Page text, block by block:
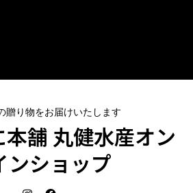
贈り物をお届けいたします
舗 丸健水産オン
ンショップ